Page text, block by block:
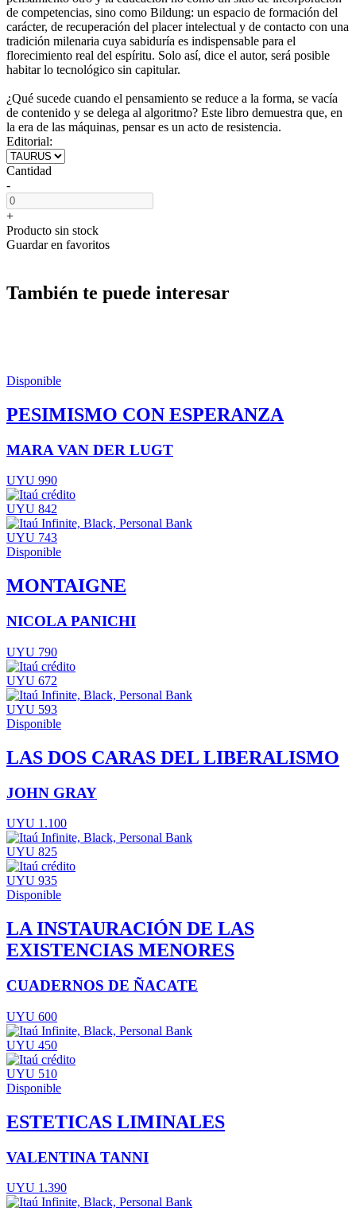
de competencias, sino como Bildung: un espacio de formación del
carácter, de recuperación del placer intelectual y de contacto con una
tradición milenaria cuya sabiduría es indispensable para el
florecimiento real del espíritu. Solo así, dice el autor, será posible
habitar lo tecnológico sin capitular.
¿Qué sucede cuando el pensamiento se reduce a la forma, se vacía
de contenido y se delega al algoritmo? Este libro demuestra que, en
la era de las máquinas, pensar es un acto de resistencia.
Editorial:
Cantidad
-
+
Producto sin stock
Guardar en favoritos
También te puede interesar
Disponible
PESIMISMO CON ESPERANZA
MARA VAN DER LUGT
UYU 990
UYU 842
UYU 743
Disponible
MONTAIGNE
NICOLA PANICHI
UYU 790
UYU 672
UYU 593
Disponible
LAS DOS CARAS DEL LIBERALISMO
JOHN GRAY
UYU 1.100
UYU 825
UYU 935
Disponible
LA INSTAURACIÓN DE LAS
EXISTENCIAS MENORES
CUADERNOS DE ÑACATE
UYU 600
UYU 450
UYU 510
Disponible
ESTETICAS LIMINALES
VALENTINA TANNI
UYU 1.390